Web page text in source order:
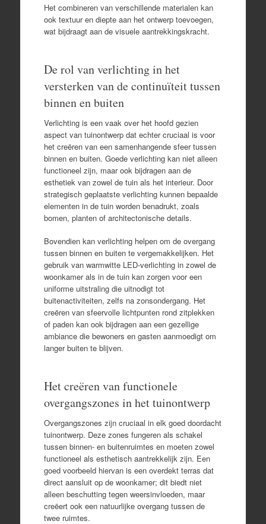
Het combineren van verschillende materialen kan
ook textuur en diepte aan het ontwerp toevoegen,
wat bijdraagt aan de visuele aantrekkingskracht.
De rol van verlichting in het
versterken van de continuïteit tussen
binnen en buiten
Verlichting is een vaak over het hoofd gezien
aspect van tuinontwerp dat echter cruciaal is voor
het creëren van een samenhangende sfeer tussen
binnen en buiten. Goede verlichting kan niet alleen
functioneel zijn, maar ook bijdragen aan de
esthetiek van zowel de tuin als het interieur. Door
strategisch geplaatste verlichting kunnen bepaalde
elementen in de tuin worden benadrukt, zoals
bomen, planten of architectonische details.
Bovendien kan verlichting helpen om de overgang
tussen binnen en buiten te vergemakkelijken. Het
gebruik van warmwitte LED-verlichting in zowel de
woonkamer als in de tuin kan zorgen voor een
uniforme uitstraling die uitnodigt tot
buitenactiviteiten, zelfs na zonsondergang. Het
creëren van sfeervolle lichtpunten rond zitplekken
of paden kan ook bijdragen aan een gezellige
ambiance die bewoners en gasten aanmoedigt om
langer buiten te blijven.
Het creëren van functionele
overgangszones in het tuinontwerp
Overgangszones zijn cruciaal in elk goed doordacht
tuinontwerp. Deze zones fungeren als schakel
tussen binnen- en buitenruimtes en moeten zowel
functioneel als esthetisch aantrekkelijk zijn. Een
goed voorbeeld hiervan is een overdekt terras dat
direct aansluit op de woonkamer; dit biedt niet
alleen beschutting tegen weersinvloeden, maar
creëert ook een natuurlijke overgang tussen de
twee ruimtes.